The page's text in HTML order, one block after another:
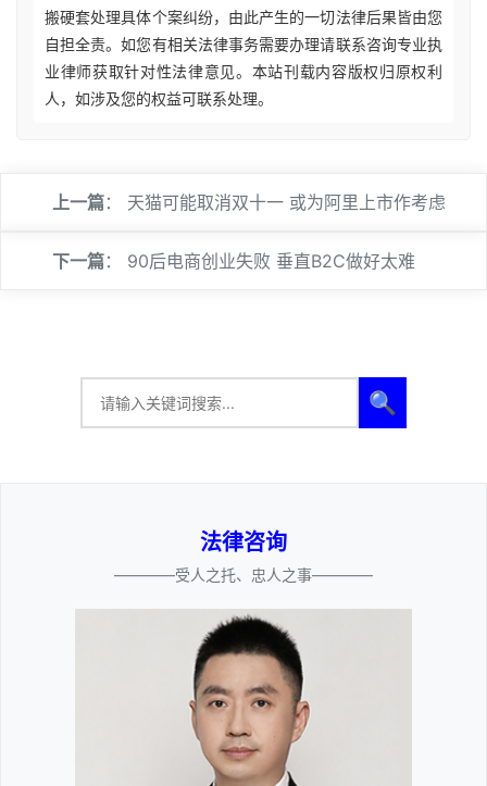
搬硬套处理具体个案纠纷，由此产生的一切法律后果皆由您
自担全责。如您有相关法律事务需要办理请联系咨询专业执
业律师获取针对性法律意见。本站刊载内容版权归原权利
人，如涉及您的权益可联系处理。
上一篇： 天猫可能取消双十一 或为阿里上市作考虑
下一篇： 90后电商创业失败 垂直B2C做好太难
🔍
法律咨询
————受人之托、忠人之事————